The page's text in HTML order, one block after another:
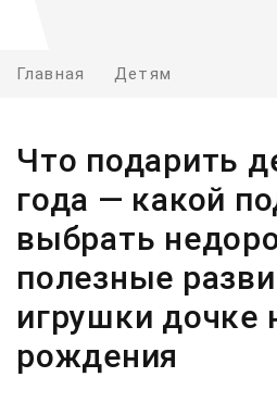
Главная Детям
Что подарить
года — какой
выбрать
полезные
игрушки дочке
рождения